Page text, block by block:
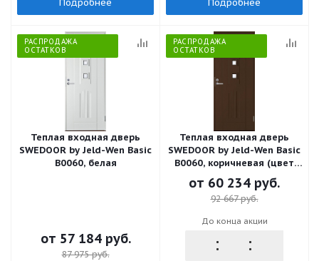
РАСПРОДАЖА
ОСТАТКОВ
Теплая входная дверь
SWEDOOR by Jeld-Wen Basic
B0060, белая
от 57 184 руб.
87 975 руб.
РАСПРОДАЖА
ОСТАТКОВ
Теплая входная дверь
SWEDOOR by Jeld-Wen Basic
B0060, коричневая (цвет
RR32)
от 60 234 руб.
92 667 руб.
До конца акции